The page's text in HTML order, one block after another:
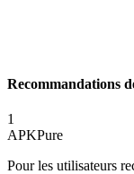
Recommandations
1
APKPure
Pour les utilisateurs